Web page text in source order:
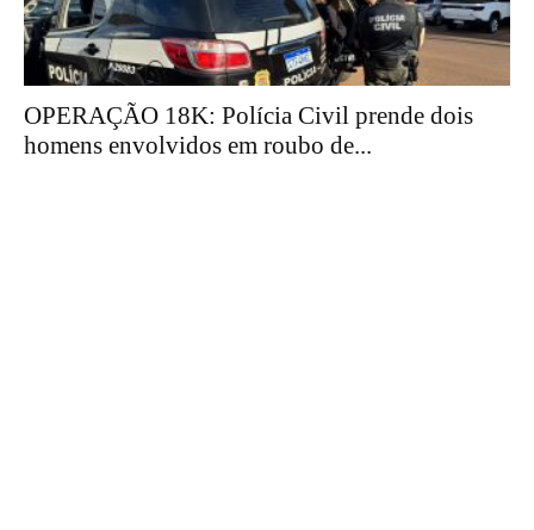
OPERAÇÃO 18K: Polícia Civil prende dois
homens envolvidos em roubo de...